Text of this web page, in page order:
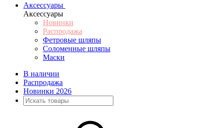
Аксессуары
Аксессуары
Новинки
Распродажа
Фетровые шляпы
Соломенные шляпы
Маски
В наличии
Распродажа
Новинки 2026